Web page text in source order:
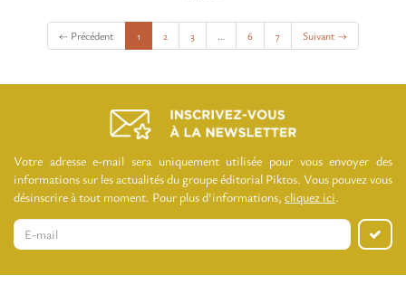
← Précédent 1 (current)
2 3 … 6 7 Suivant →
Votre adresse e-mail sera uniquement utilisée pour vous envoyer des
informations sur les actualités du groupe éditorial Piktos. Vous pouvez vous
désinscrire à tout moment. Pour plus d'informations, cliquez ici.